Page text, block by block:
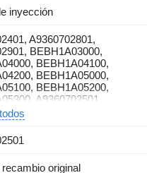
inyección
A9360702801,
BEBH1A03000,
BEBH1A04100,
BEBH1A05000,
BEBH1A05200,
A9360702501
original